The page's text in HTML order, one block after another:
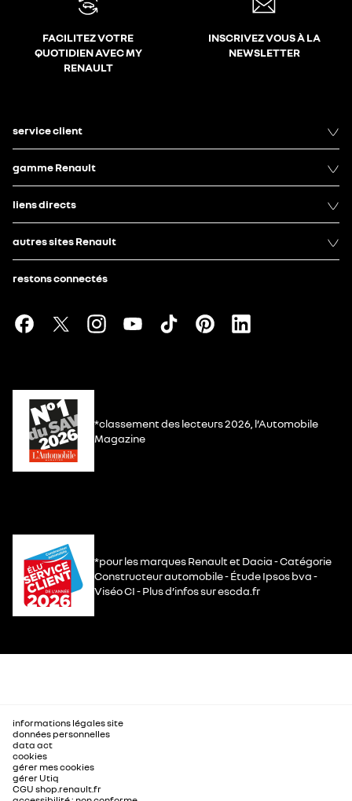
FACILITEZ VOTRE
QUOTIDIEN AVEC MY
RENAULT
INSCRIVEZ VOUS À LA
NEWSLETTER
service client
gamme Renault
liens directs
autres sites Renault
restons connectés
*classement des lecteurs 2026, l’Automobile
Magazine
*pour les marques Renault et Dacia - Catégorie
Constructeur automobile - Étude Ipsos bva -
Viséo CI - Plus d’infos sur escda.fr
informations légales site
données personnelles
data act
cookies
gérer mes cookies
gérer Utiq
CGU shop.renault.fr